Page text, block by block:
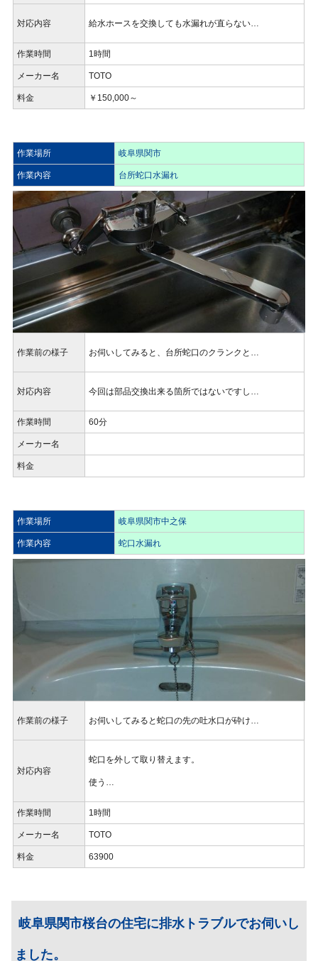
対応内容 給水ホースを交換しても水漏れが直らない…
作業時間 1時間
メーカー名 TOTO
料金 ￥150,000～
作業場所 岐阜県関市
作業内容 台所蛇口水漏れ
作業前の様子 お伺いしてみると、台所蛇口のクランクと…
対応内容 今回は部品交換出来る箇所ではないですし…
作業時間 60分
メーカー名
料金
作業場所 岐阜県関市中之保
作業内容 蛇口水漏れ
作業前の様子 お伺いしてみると蛇口の先の吐水口が砕け…
対応内容
蛇口を外して取り替えます。
使う…
作業時間 1時間
メーカー名 TOTO
料金 63900
岐阜県関市桜台の住宅に排水トラブルでお伺いし
ました。